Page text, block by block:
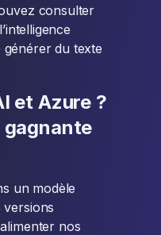
consulter
générer du texte
et Azure ?
gagnante
un modèle
versions
nos